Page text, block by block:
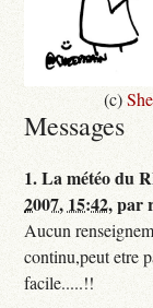
(c)
Messages
1.La météo du
2007, 15:42,par
Aucun
continu,peut etre
facile.....!!